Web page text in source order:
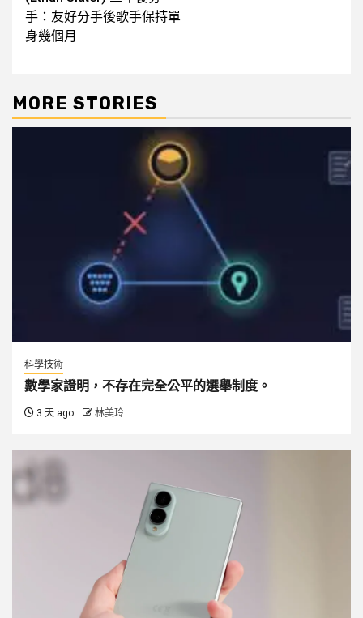
手：友好分手後歌手保持單
身幾個月
MORE STORIES
科學技術
數學家證明，不存在完全公平的選舉制度。
3 天 ago 林美玲